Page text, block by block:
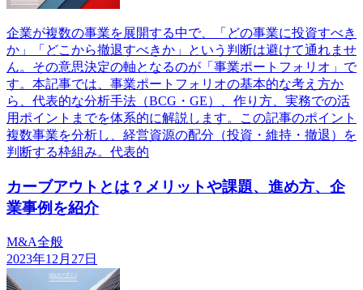
企業が複数の事業を展開する中で、「どの事業に投資すべき
か」「どこから撤退すべきか」という判断は避けて通れませ
ん。その意思決定の軸となるのが「事業ポートフォリオ」で
す。本記事では、事業ポートフォリオの基本的な考え方か
ら、代表的な分析手法（BCG・GE）、作り方、実務での活
用ポイントまでを体系的に解説します。この記事のポイント
複数事業を分析し、経営資源の配分（投資・維持・撤退）を
判断する枠組み。代表的
カーブアウトとは？メリットや課題、進め方、企
業事例を紹介
M&A全般
2023年12月27日